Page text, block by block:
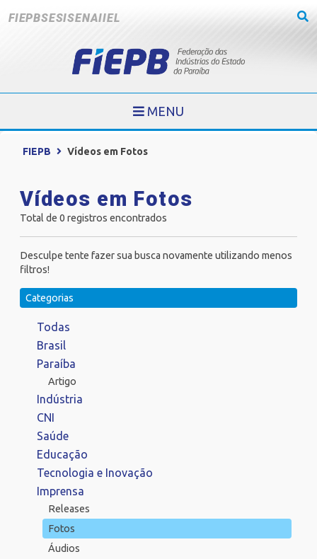
FIEPBSESISENAIIEL
MENU
FIEPB Vídeos em Fotos
Vídeos em Fotos
Total de 0 registros encontrados
Desculpe tente fazer sua busca novamente utilizando menos
filtros!
Categorias
Todas
Brasil
Paraíba
Artigo
Indústria
CNI
Saúde
Educação
Tecnologia e Inovação
Imprensa
Releases
Fotos
Áudios